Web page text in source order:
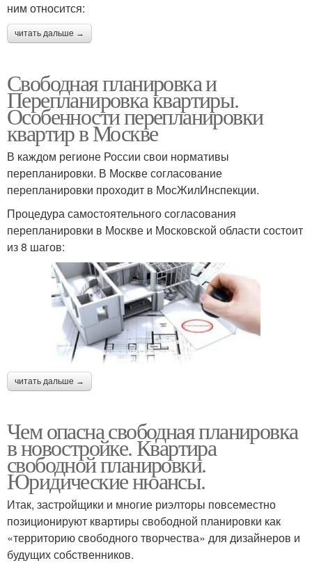
ним относится:
читать дальше →
Свободная планировка и
Перепланировка квартиры.
Особенности перепланировки
квартир в Москве
В каждом регионе России свои нормативы
перепланировки. В Москве согласование
перепланировки проходит в МосЖилИнспекции.
Процедура самостоятельного согласования
перепланировки в Москве и Московской области состоит
из 8 шагов:
читать дальше →
Чем опасна свободная планировка
в новостройке. Квартира
свободной планировки.
Юридические нюансы.
Итак, застройщики и многие риэлторы повсеместно
позиционируют квартиры свободной планировки как
«территорию свободного творчества» для дизайнеров и
будущих собственников.